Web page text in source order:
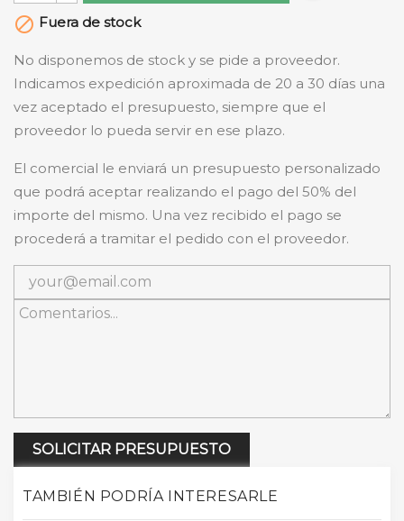
 Fuera de stock
No disponemos de stock y se pide a proveedor.
Indicamos expedición aproximada de 20 a 30 días una
vez aceptado el presupuesto, siempre que el
proveedor lo pueda servir en ese plazo.
El comercial le enviará un presupuesto personalizado
que podrá aceptar realizando el pago del 50% del
importe del mismo. Una vez recibido el pago se
procederá a tramitar el pedido con el proveedor.
SOLICITAR PRESUPUESTO
TAMBIÉN PODRÍA INTERESARLE